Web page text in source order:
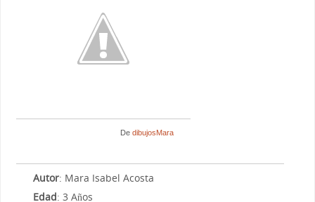
De dibujosMara
Autor: Mara Isabel Acosta
Edad: 3 Años